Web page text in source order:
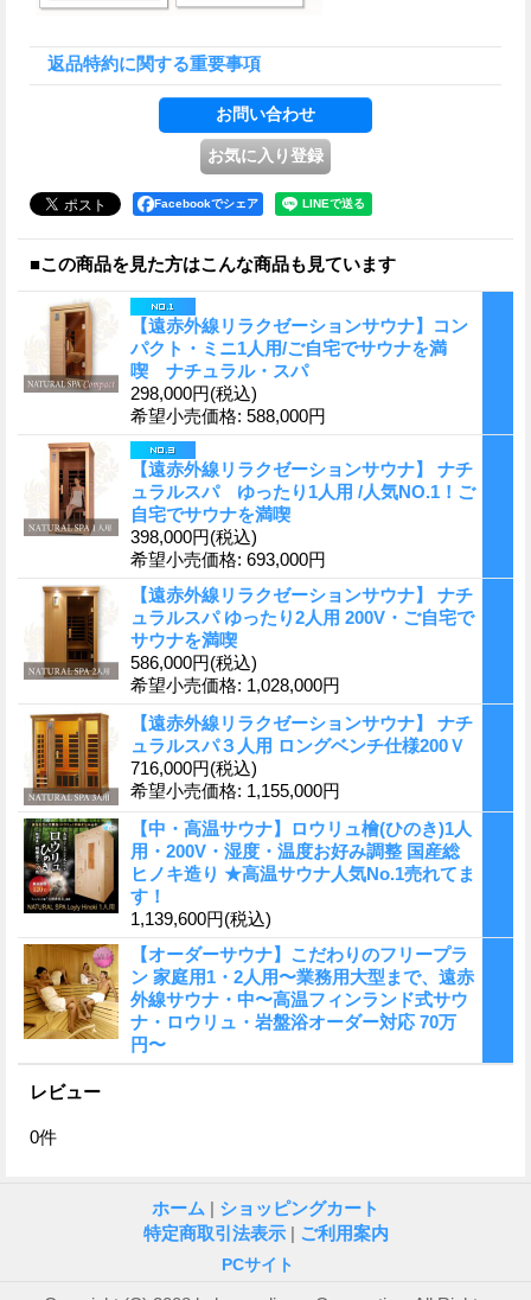
返品特約に関する重要事項
Facebookでシェア
■この商品を見た方はこんな商品も見ています
【遠赤外線リラクゼーションサウナ】コン
パクト・ミニ1人用/ご自宅でサウナを満
喫 ナチュラル・スパ
298,000円(税込)
希望小売価格: 588,000円
【遠赤外線リラクゼーションサウナ】 ナチ
ュラルスパ ゆったり1人用 /人気NO.1！ご
自宅でサウナを満喫
398,000円(税込)
希望小売価格: 693,000円
【遠赤外線リラクゼーションサウナ】 ナチ
ュラルスパ ゆったり2人用 200V・ご自宅で
サウナを満喫
586,000円(税込)
希望小売価格: 1,028,000円
【遠赤外線リラクゼーションサウナ】 ナチ
ュラルスパ３人用 ロングベンチ仕様200Ｖ
716,000円(税込)
希望小売価格: 1,155,000円
【中・高温サウナ】ロウリュ檜(ひのき)1人
用・200V・湿度・温度お好み調整 国産総
ヒノキ造り ★高温サウナ人気No.1売れてま
す！
1,139,600円(税込)
【オーダーサウナ】こだわりのフリープラ
ン 家庭用1・2人用〜業務用大型まで、遠赤
外線サウナ・中〜高温フィンランド式サウ
ナ・ロウリュ・岩盤浴オーダー対応 70万
円〜
レビュー
0件
ホーム | ショッピングカート
特定商取引法表示 | ご利用案内
PCサイト